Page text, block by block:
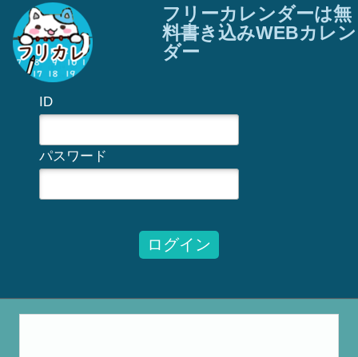
フリーカレンダーは無
料書き込みWEBカレン
ダー
ID
パスワード
ログイン